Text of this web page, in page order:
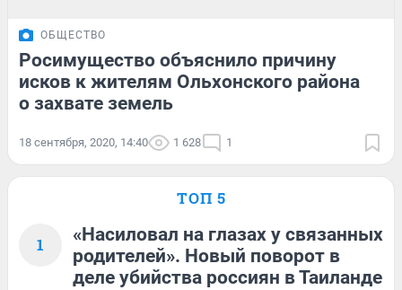
ОБЩЕСТВО
Росимущество объяснило причину
исков к жителям Ольхонского района
о захвате земель
18 сентября, 2020, 14:40 1 628 1
ТОП 5
1
«Насиловал на глазах у связанных
родителей». Новый поворот в
деле убийства россиян в Таиланде